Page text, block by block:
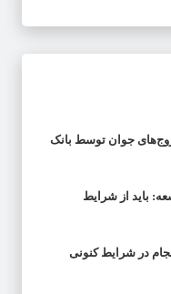
به زوج‌های جوان توسط بانک
باید از شرایط
در شرایط کنونی